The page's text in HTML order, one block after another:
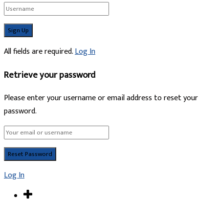
All fields are required.Log In
Retrieve your password
Please enter your username or email address to reset your
password.
Log In